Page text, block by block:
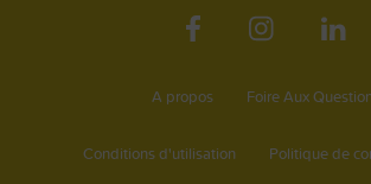
A propos Foire Aux
Conditions d'utilisation Politique de